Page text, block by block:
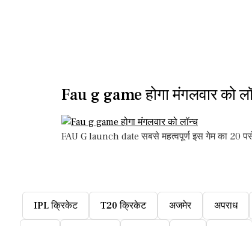
Fau g game होगा मंगलवार को
FAU G launch date सबसे महत्वपूर्ण इस गेम का 20
IPL क्रिकेट T20 क्रिकेट अजमेर अपराध